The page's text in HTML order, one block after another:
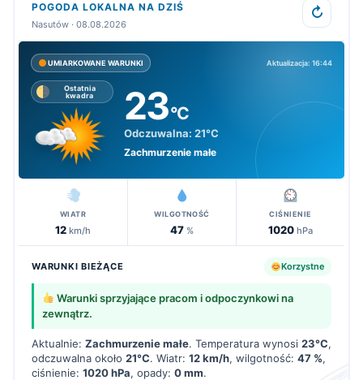
POGODA LOKALNA NA DZIŚ
Nasutów · 08.08.2026
↻
UMIARKOWANE WARUNKI Aktualizacja: 16:44
Ostatnia
kwadra
23°C
Odczuwalna: 21°C
Zachmurzenie małe
WIATR
12 km/h
WILGOTNOŚĆ
47 %
CIŚNIENIE
1020 hPa
WARUNKI BIEŻĄCE Korzystne
Warunki sprzyjające pracom i odpoczynkowi na
zewnątrz.
Aktualnie: Zachmurzenie małe. Temperatura wynosi 23°C,
odczuwalna około 21°C. Wiatr: 12 km/h, wilgotność: 47 %,
ciśnienie: 1020 hPa, opady: 0 mm.